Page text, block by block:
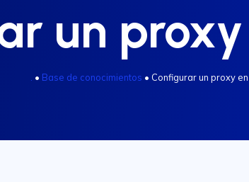
un
• Base de conocimientos • Configurar un proxy